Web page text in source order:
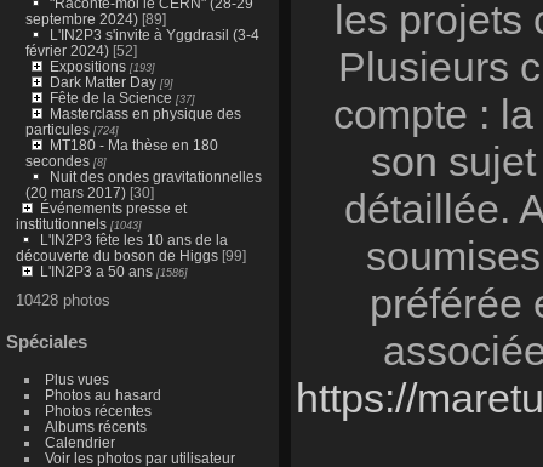
septembre 2024)[89]
L'IN2P3 s'invite à Yggdrasil (3-4
février 2024)[52]
Expositions[193]
Dark Matter Day[9]
Fête de la Science [37]
Masterclass en physique des
particules[724]
MT180 - Ma thèse en 180
secondes[8]
Nuit des ondes gravitationnelles
(20 mars 2017)[30]
Événements presse et
institutionnels[1043]
L'IN2P3 fête les 10 ans de la
découverte du boson de Higgs[99]
L'IN2P3 a 50 ans[1586]
10428 photos
Spéciales
Plus vues
Photos au hasard
Photos récentes
Albums récents
Calendrier
Voir les photos par utilisateur
les projets
Plusieurs
compte :
son
détaillée.
préférée
https://